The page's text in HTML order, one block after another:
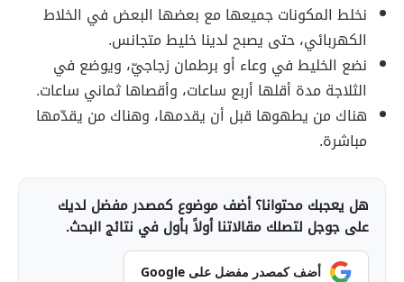
نخلط المكونات جميعها مع بعضها البعض في الخلاط
الكهربائي، حتى يصبح لدينا خليط متجانس.
نضع الخليط في وعاء أو برطمان زجاجيّ، ويوضع في
الثلاجة مدة أقلها أربع ساعات، وأقصاها ثماني ساعات.
هناك من يطهوها قبل أن يقدمها، وهناك من يقدّمها
مباشرة.
هل يعجبك محتوانا؟ أضف موضوع كمصدر مفضل لديك
على جوجل لتصلك مقالاتنا أولاً بأول في نتائج البحث.
أضف كمصدر مفضل على Google